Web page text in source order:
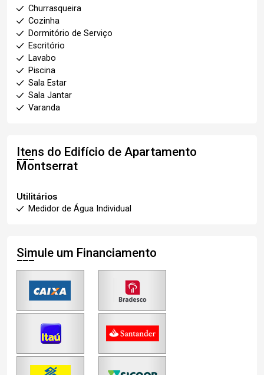
Churrasqueira
Cozinha
Dormitório de Serviço
Escritório
Lavabo
Piscina
Sala Estar
Sala Jantar
Varanda
Itens do Edifício de Apartamento
Montserrat
Utilitários
Medidor de Água Individual
Simule um Financiamento